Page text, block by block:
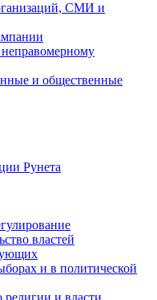
СМИ и
и общественные
Рунета
властей
и в политической
религии и власти